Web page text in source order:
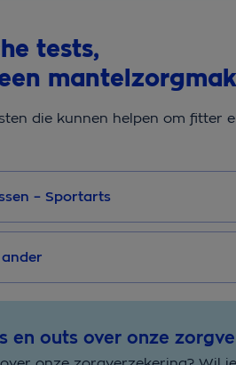
tests,
die kunnen helpen om fitter
– Sportarts
en outs over onze